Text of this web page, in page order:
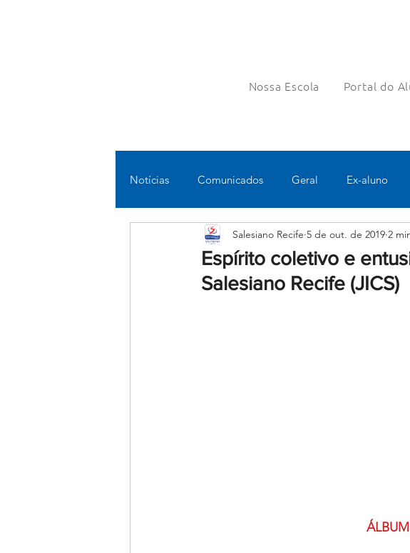
Nossa Escola Portal do
Notícias Comunicados Geral Ex-aluno
Fundamental II Ensino Médio Pastoral
Educomunicação Bilíngue Robótica
Espírito coletivo e
Salesiano Recife (JICS)
Salesiano Recife 5 de out. de 2019 2